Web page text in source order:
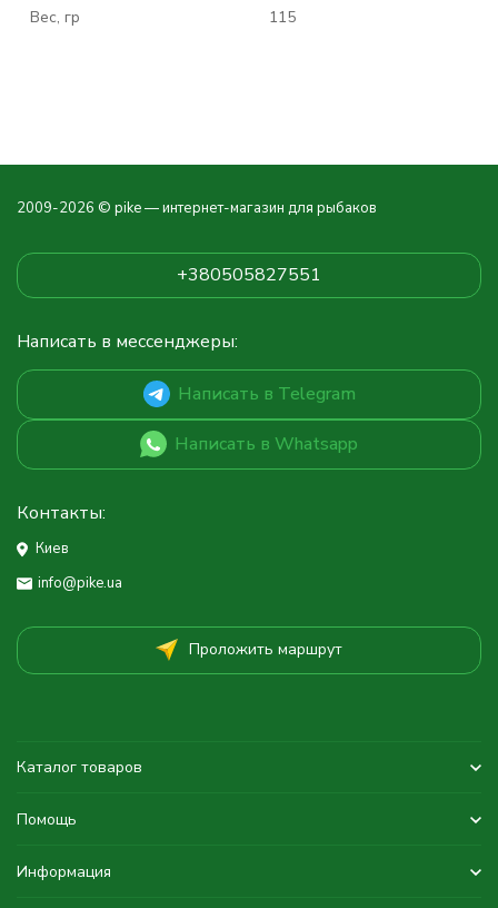
Вес, гр 115
2009-2026 © pike — интернет-магазин для рыбаков
+380505827551
Написать в мессенджеры:
Написать в Telegram
Написать в Whatsapp
Контакты:
Киев
info@pike.ua
Проложить маршрут
Каталог товаров
Помощь
Информация